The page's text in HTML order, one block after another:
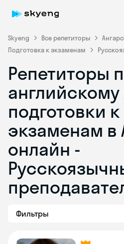
Skyeng Все репетиторы
Подготовка к экзаменам
Репетиторы
английскому
подготовки к
экзаменам в
онлайн -
Фильтры
Skyeng Chat